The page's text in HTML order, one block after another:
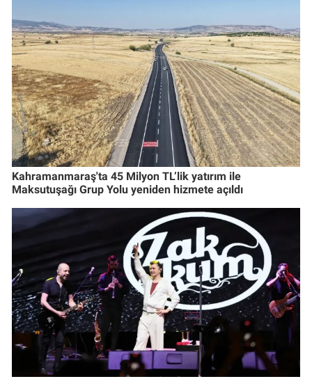
Kahramanmaraş'ta 45 Milyon TL’lik yatırım ile
Maksutuşağı Grup Yolu yeniden hizmete açıldı